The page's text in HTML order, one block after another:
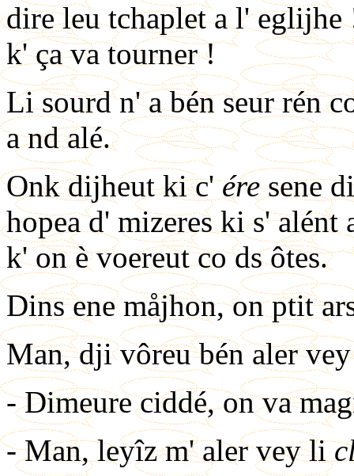
dire leu tchaplet a l' eglijhe
k' ça va tourner !
Li sourd n' a bén seur rén
a nd alé.
Onk dijheut ki c'éresene
hopea d' mizeres ki s' alént
k' on è voereut co ds ôtes.
Dins ene måjhon, on ptit
Man, dji vôreu bén aler
- Dimeure ciddé, on va
- Man, leyîz m' aler vey li